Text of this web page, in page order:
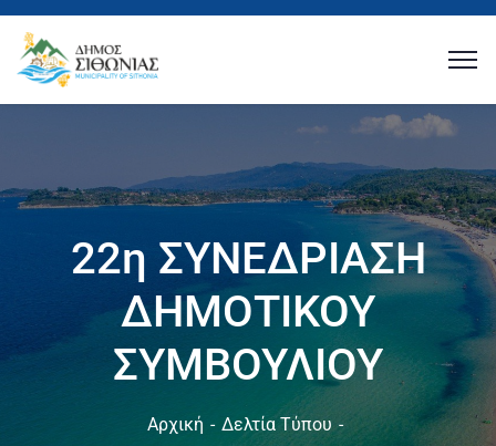
22η ΣΥΝΕΔΡΙΑΣΗ
ΔΗΜΟΤΙΚΟΥ
ΣΥΜΒΟΥΛΙΟΥ
Αρχική
Δελτία Τύπου